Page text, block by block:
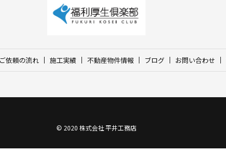
ご依頼の流れ 施工実績 不動産物件情報 ブログ お問い合わせ
© 2020 株式会社 平井工務店